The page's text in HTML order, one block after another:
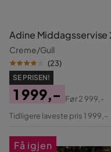
Adine Middagsservise
Creme/Gull
(23)
SE PRISEN!
Pris
1 999,-
Original
Før2 999,-
Tidligere laveste pris 1 999,-
Få igjen